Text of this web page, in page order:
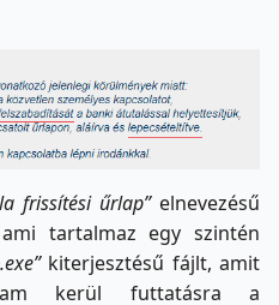
frissítési űrlap”elnevezésű
tartalmaz egy szintén
kiterjesztésű fájlt, amit
kerül futtatásra a